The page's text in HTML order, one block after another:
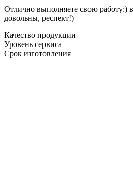
Отлично выполняете свою работу:)
довольны, респект!)
Качество продукции
Уровень сервиса
Срок изготовления